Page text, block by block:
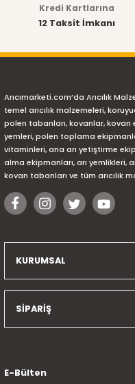
Kredi Kartlarına
12 Taksit İmkanı
Arıcımarketi.com’da Arıcılık
temel arıcılık malzemeleri,
polen tabanları, kovanlar, kovan
yemleri, polen toplama
vitaminleri, ana arı yetiştirme
alma ekipmanları, arı yemlikleri,
kovan tabanları ve tüm arıcılık
KURUMSAL
SİPARİŞ
E-Bülten